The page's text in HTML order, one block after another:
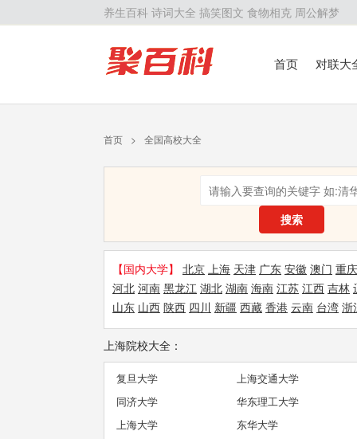
养生百科 诗词大全 搞笑图文 食物相克 周公解梦
首页
对联大
首页 > 全国高校大全
搜索
【国内大学】 北京 上海 天津 广东 安徽 澳门 重庆
河北 河南 黑龙江 湖北 湖南 海南 江苏 江西 吉林
山东 山西 陕西 四川 新疆 西藏 香港 云南 台湾 浙
上海院校大全：
复旦大学
上海交通大学
同济大学
华东理工大学
上海大学
东华大学